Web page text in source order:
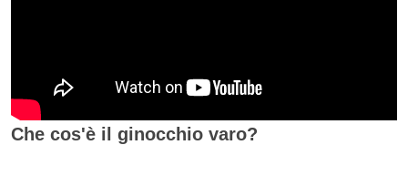
Che cos'è il ginocchio varo?